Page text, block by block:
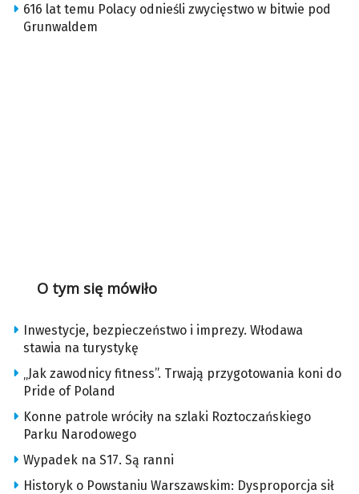
616 lat temu Polacy odnieśli zwycięstwo w bitwie pod
Grunwaldem
O tym się mówiło
Inwestycje, bezpieczeństwo i imprezy. Włodawa
stawia na turystykę
„Jak zawodnicy fitness”. Trwają przygotowania koni do
Pride of Poland
Konne patrole wróciły na szlaki Roztoczańskiego
Parku Narodowego
Wypadek na S17. Są ranni
Historyk o Powstaniu Warszawskim: Dysproporcja sił